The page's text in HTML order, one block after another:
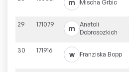
m Mischa Grbic
29 171079 m
Anatoli
Dobrosozkich
30 171916 w Franziska Bopp